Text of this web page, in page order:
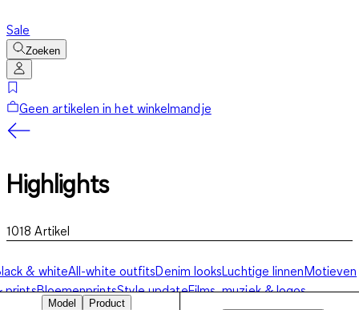
Sale
Zoeken
Geen artikelen in het winkelmandje
Highlights
1018 Artikel
& whiteAll-white outfitsDenim looksLuchtige linnenMotieven
printsBloemenprintsStyle updateFilms, muziek & logos
Model
Product